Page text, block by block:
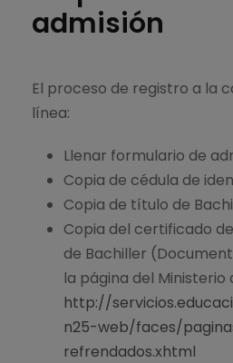
admisión
El proceso de registro a la
línea:
Llenar formulario de
Copia de cédula de
Copia de título de
Copia del certificado
de Bachiller
la página del Ministerio
http://
n25-web/faces/
refrendados.xhtml